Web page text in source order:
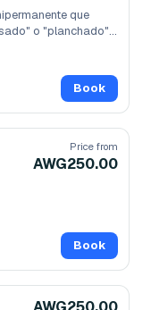
que
o "planchado"...
Book
Price from
AWG250.00
Book